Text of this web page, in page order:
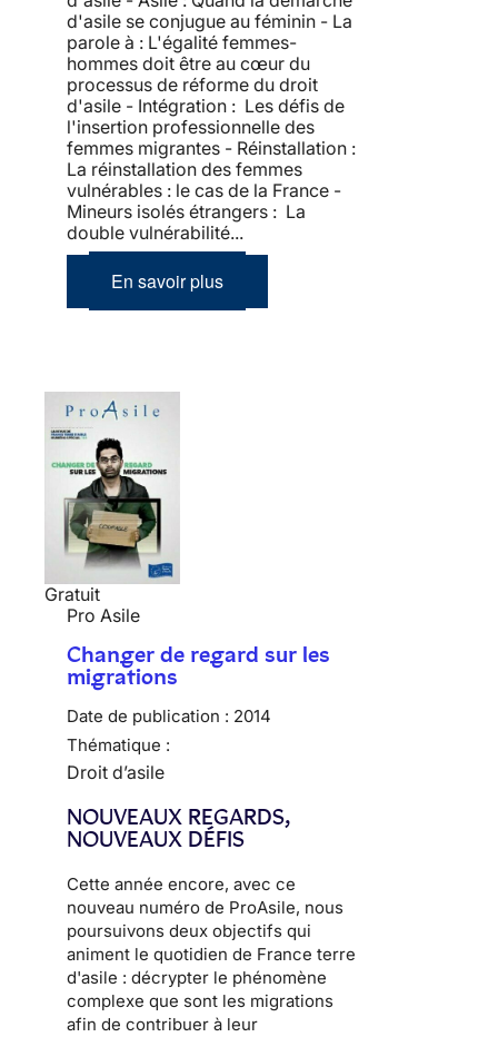
d'asile se conjugue au féminin - La
parole à : L'égalité femmes-
hommes doit être au cœur du
processus de réforme du droit
d'asile - Intégration : Les défis de
l'insertion professionnelle des
femmes migrantes - Réinstallation :
La réinstallation des femmes
vulnérables : le cas de la France -
Mineurs isolés étrangers : La
double vulnérabilité...
En savoir plus
Gratuit
Pro Asile
Changer de regard sur les
migrations
Date de publication : 2014
Thématique :
Droit d’asile
NOUVEAUX REGARDS,
NOUVEAUX DÉFIS
Cette année encore, avec ce
nouveau numéro de ProAsile, nous
poursuivons deux objectifs qui
animent le quotidien de France terre
d'asile : décrypter le phénomène
complexe que sont les migrations
afin de contribuer à leur